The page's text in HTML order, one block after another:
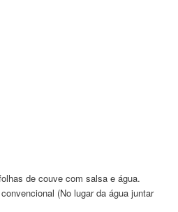
de couve com salsa e água.
(No lugar da água juntar